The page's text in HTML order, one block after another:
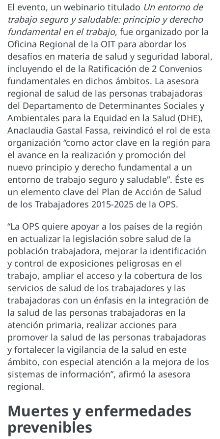
El evento, un webinario titulado Un entorno de
trabajo seguro y saludable: principio y derecho
fundamental en el trabajo, fue organizado por la
Oficina Regional de la OIT para abordar los
desafíos en materia de salud y seguridad laboral,
incluyendo el de la Ratificación de 2 Convenios
fundamentales en dichos ámbitos. La asesora
regional de salud de las personas trabajadoras
del Departamento de Determinantes Sociales y
Ambientales para la Equidad en la Salud (DHE),
Anaclaudia Gastal Fassa, reivindicó el rol de esta
organización “como actor clave en la región para
el avance en la realización y promoción del
nuevo principio y derecho fundamental a un
entorno de trabajo seguro y saludable”. Éste es
un elemento clave del Plan de Acción de Salud
de los Trabajadores 2015-2025 de la OPS.
“La OPS quiere apoyar a los países de la región
en actualizar la legislación sobre salud de la
población trabajadora, mejorar la identificación
y control de exposiciones peligrosas en el
trabajo, ampliar el acceso y la cobertura de los
servicios de salud de los trabajadores y las
trabajadoras con un énfasis en la integración de
la salud de las personas trabajadoras en la
atención primaria, realizar acciones para
promover la salud de las personas trabajadoras
y fortalecer la vigilancia de la salud en este
ámbito, con especial atención a la mejora de los
sistemas de información”, afirmó la asesora
regional.
Muertes y enfermedades
prevenibles